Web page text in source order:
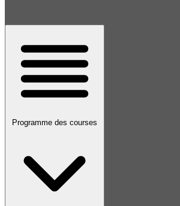
Programme des courses